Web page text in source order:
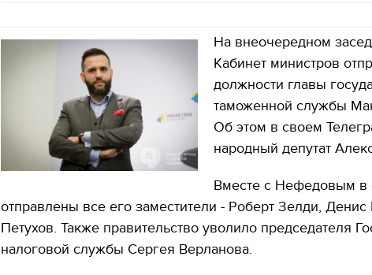
На внеочередном
Кабинет министров
должности главы
таможенной службы
Об этом в своем
народный депутат
Вместе с Нефедовым в
отправлены все его заместители - Роберт Зелди,
Петухов. Также правительство уволило председателя
налоговой службы Сергея Верланова.